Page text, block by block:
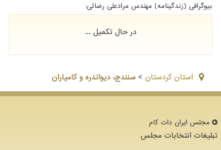
بیوگرافی (زندگینامه) مهندس مرادعلی رضائی:
در حال تکمیل ...
استان كردستان > سنندج، دیواندره و کامیاران
مجلس ایران دات كام
تبلیغات انتخابات مجلس